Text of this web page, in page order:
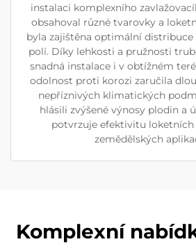
instalaci komplexního
obsahoval různé tvarovky a
byla zajištěna optimální distribuce
polí. Díky lehkosti a pružnosti
snadná instalace i v obtížném
odolnost proti korozi zaručila
nepříznivých klimatických
hlásili zvýšené výnosy plodin a
potvrzuje efektivitu loketních
zemědělských
Komplexní